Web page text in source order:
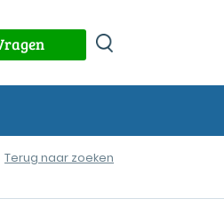
Terug naar zoeken